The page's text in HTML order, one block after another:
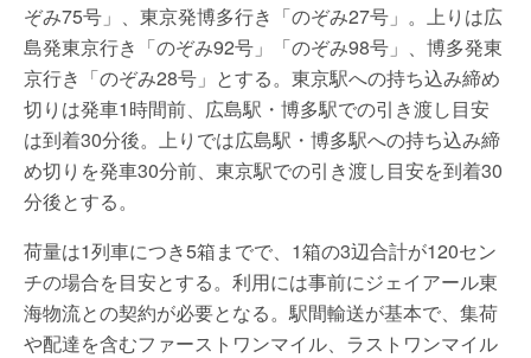
ぞみ75号」、東京発博多行き「のぞみ27号」。上りは広
島発東京行き「のぞみ92号」「のぞみ98号」、博多発東
京行き「のぞみ28号」とする。東京駅への持ち込み締め
切りは発車1時間前、広島駅・博多駅での引き渡し目安
は到着30分後。上りでは広島駅・博多駅への持ち込み締
め切りを発車30分前、東京駅での引き渡し目安を到着30
分後とする。
荷量は1列車につき5箱までで、1箱の3辺合計が120セン
チの場合を目安とする。利用には事前にジェイアール東
海物流との契約が必要となる。駅間輸送が基本で、集荷
や配達を含むファーストワンマイル、ラストワンマイル